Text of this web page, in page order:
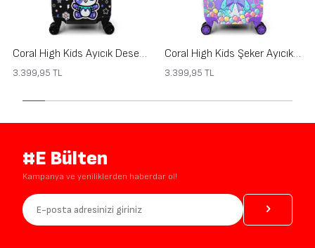
Coral High Kids Ayıcık Desenli Çocuk Valizi 16694
3.399,95 TL
Coral High Kids Şeker Ayıcık Desenli Çocuk Valizi 16693
3.399,95 TL
#E Bülten
Kampanya ve yeniliklerden haberdar ol!